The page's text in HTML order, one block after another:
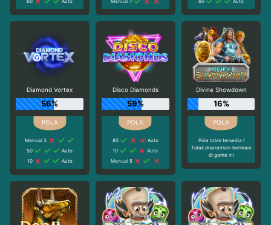
Diamond Vortex
56%
Manual 3
50
Auto
10
Auto
Disco Diamonds
59%
80
Auto
10
Auto
Manual 5
Divine Showdown
16%
Pola tidak tersedia !
Tidak disarankan bermain
di game ini